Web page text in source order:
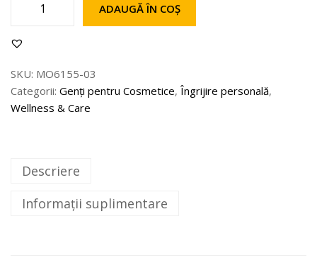
ADAUGĂ ÎN COȘ
SKU: MO6155-03
Categorii: Genți pentru Cosmetice, Îngrijire personală,
Wellness & Care
Descriere
Informații suplimentare